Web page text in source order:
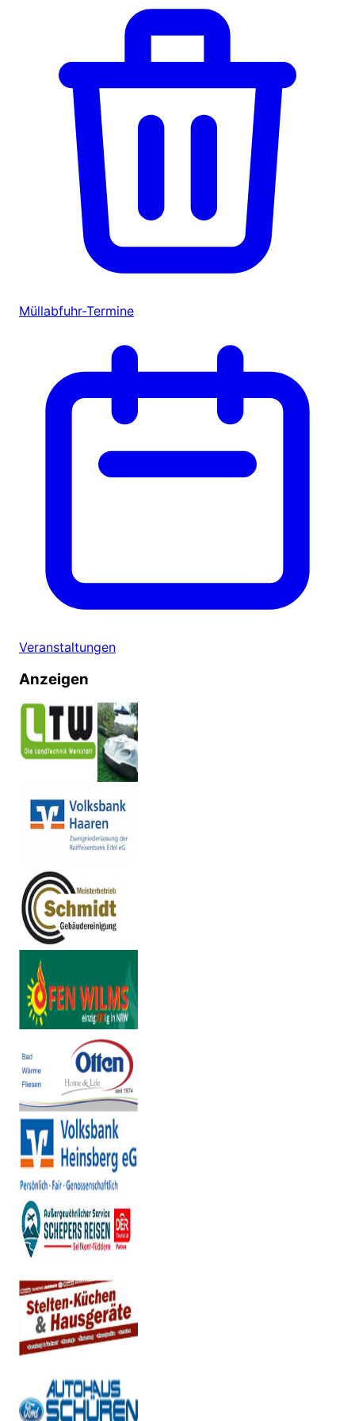
Müllabfuhr-Termine
Veranstaltungen
Anzeigen